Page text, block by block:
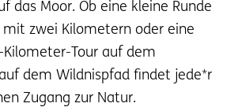
das Moor. Ob eine kleine Runde
mit zwei Kilometern oder eine
Tour auf dem
dem Wildnispfad findet jede*r
Zugang zur Natur.